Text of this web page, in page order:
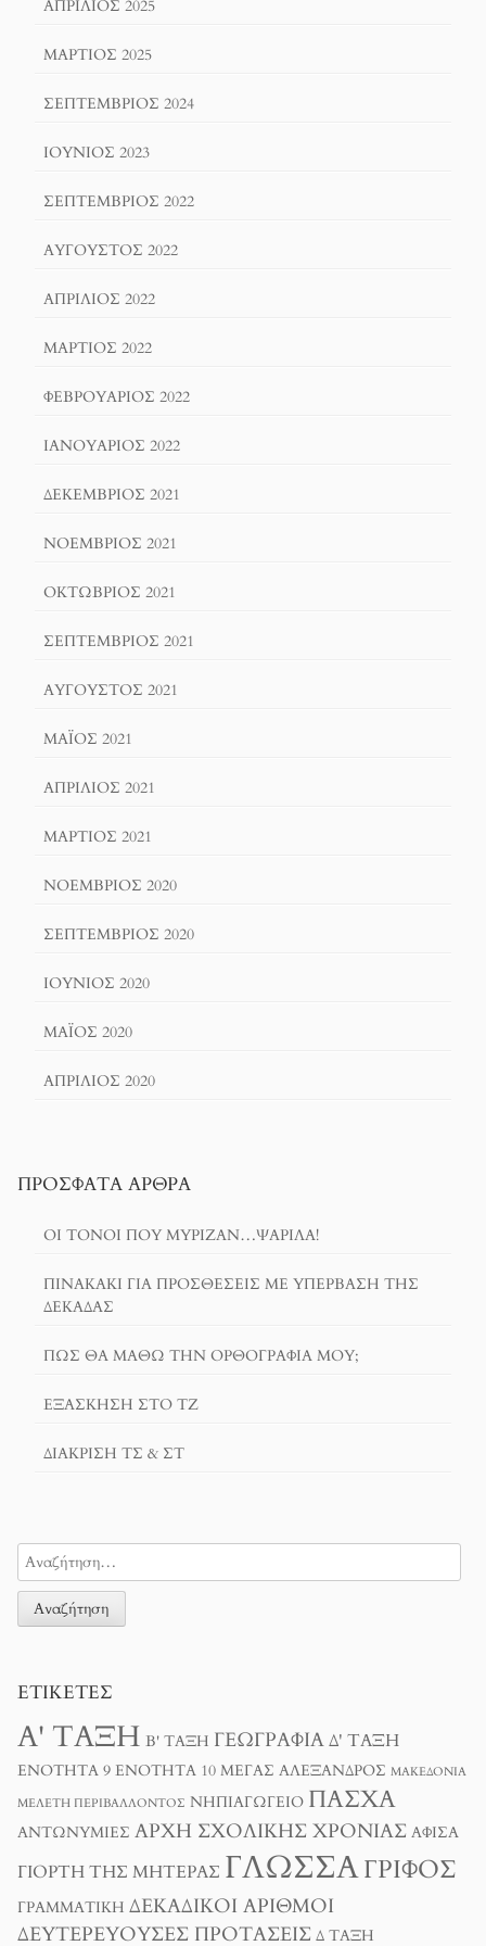
ΑΠΡΊΛΙΟΣ 2025
ΜΆΡΤΙΟΣ 2025
ΣΕΠΤΈΜΒΡΙΟΣ 2024
ΙΟΎΝΙΟΣ 2023
ΣΕΠΤΈΜΒΡΙΟΣ 2022
ΑΎΓΟΥΣΤΟΣ 2022
ΑΠΡΊΛΙΟΣ 2022
ΜΆΡΤΙΟΣ 2022
ΦΕΒΡΟΥΆΡΙΟΣ 2022
ΙΑΝΟΥΆΡΙΟΣ 2022
ΔΕΚΈΜΒΡΙΟΣ 2021
ΝΟΈΜΒΡΙΟΣ 2021
ΟΚΤΏΒΡΙΟΣ 2021
ΣΕΠΤΈΜΒΡΙΟΣ 2021
ΑΎΓΟΥΣΤΟΣ 2021
ΜΆΙΟΣ 2021
ΑΠΡΊΛΙΟΣ 2021
ΜΆΡΤΙΟΣ 2021
ΝΟΈΜΒΡΙΟΣ 2020
ΣΕΠΤΈΜΒΡΙΟΣ 2020
ΙΟΎΝΙΟΣ 2020
ΜΆΙΟΣ 2020
ΑΠΡΊΛΙΟΣ 2020
ΠΡΌΣΦΑΤΑ ΆΡΘΡΑ
ΟΙ ΤΌΝΟΙ ΠΟΥ ΜΎΡΙΖΑΝ…ΨΑΡΊΛΑ!
ΠΙΝΑΚΆΚΙ ΓΙΑ ΠΡΟΣΘΈΣΕΙΣ ΜΕ ΥΠΈΡΒΑΣΗ ΤΗΣ
ΔΕΚΆΔΑΣ
ΠΏΣ ΘΑ ΜΆΘΩ ΤΗΝ ΟΡΘΟΓΡΑΦΊΑ ΜΟΥ;
ΕΞΆΣΚΗΣΗ ΣΤΟ ΤΖ
ΔΙΆΚΡΙΣΗ ΤΣ & ΣΤ
ΕΤΙΚΈΤΕΣ
Α' ΤΆΞΗ Β' ΤΆΞΗ ΓΕΩΓΡΑΦΊΑΔ' ΤΆΞΗ
ΕΝΌΤΗΤΑ 9 ΕΝΌΤΗΤΑ 10 ΜΈΓΑΣ ΑΛΈΞΑΝΔΡΟΣ ΜΑΚΕΔΟΝΊΑ
ΜΕΛΈΤΗ ΠΕΡΙΒΆΛΛΟΝΤΟΣ ΝΗΠΙΑΓΩΓΕΊΟ ΠΆΣΧΑ
ΑΝΤΩΝΥΜΊΕΣ ΑΡΧΉ ΣΧΟΛΙΚΉΣ ΧΡΟΝΙΆΣ ΑΦΊΣΑ
ΓΙΟΡΤΉ ΤΗΣ ΜΗΤΈΡΑΣ ΓΛΏΣΣΑΓΡΊΦΟΣ
ΓΡΑΜΜΑΤΙΚΉ ΔΕΚΑΔΙΚΟΊ ΑΡΙΘΜΟΊ
ΔΕΥΤΕΡΕΎΟΥΣΕΣ ΠΡΟΤΆΣΕΙΣ Δ ΤΑΞΗ